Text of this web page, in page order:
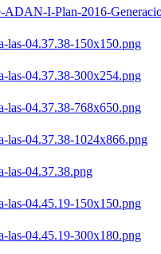
ADAN-I-Plan-2016-
las-04.37.38-150x150.png
las-04.37.38-300x254.png
las-04.37.38-768x650.png
las-04.37.38-1024x866.png
las-04.37.38.png
las-04.45.19-150x150.png
las-04.45.19-300x180.png